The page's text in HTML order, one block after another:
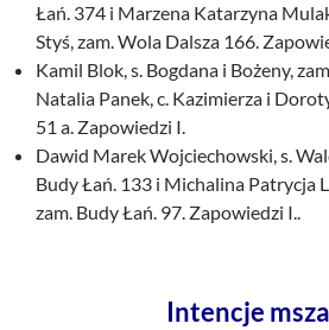
Łań. 374 i Marzena Katarzyna
Styś, zam. Wola Dalsza 166.
Kamil Blok, s. Bogdana i Bożeny,
Natalia Panek, c. Kazimierza i
51 a. Zapowiedzi I.
Dawid Marek Wojciechowski, s.
Budy Łań. 133 i Michalina Patrycja
zam. Budy Łań. 97. Zapowiedzi I..
Intencje